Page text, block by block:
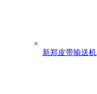
新郑皮带输送机